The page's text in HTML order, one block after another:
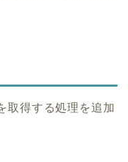
取得する処理を追加